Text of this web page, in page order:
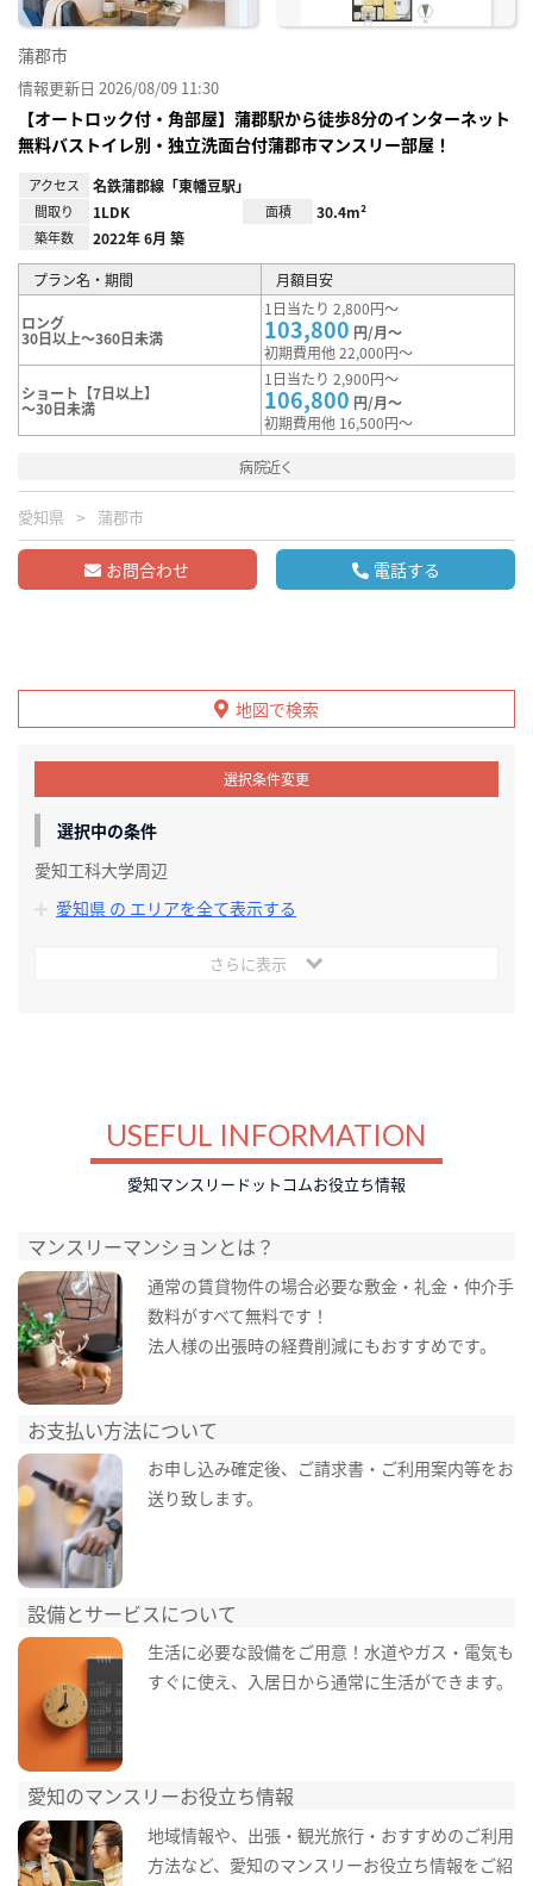
蒲郡市
情報更新日 2026/08/09 11:30
【オートロック付・角部屋】蒲郡駅から徒歩8分のインターネット
無料バストイレ別・独立洗面台付蒲郡市マンスリー部屋！
アクセス 名鉄蒲郡線「東幡豆駅」
間取り 1LDK 面積 30.4m²
築年数 2022年 6月 築
プラン名・期間 月額目安
ロング
30日以上～360日未満
1日当たり 2,800円～
103,800 円/月～
初期費用他 22,000円～
ショート【7日以上】
～30日未満
1日当たり 2,900円～
106,800 円/月～
初期費用他 16,500円～
病院近く
愛知県 蒲郡市
お問合わせ 電話する
地図で検索
選択条件変更
選択中の条件
愛知工科大学周辺
愛知県 の エリアを全て表示する
さらに表示
USEFUL INFORMATION
愛知マンスリードットコムお役立ち情報
マンスリーマンションとは？
通常の賃貸物件の場合必要な敷金・礼金・仲介手
数料がすべて無料です！
法人様の出張時の経費削減にもおすすめです。
お支払い方法について
お申し込み確定後、ご請求書・ご利用案内等をお
送り致します。
設備とサービスについて
生活に必要な設備をご用意！水道やガス・電気も
すぐに使え、入居日から通常に生活ができます。
愛知のマンスリーお役立ち情報
地域情報や、出張・観光旅行・おすすめのご利用
方法など、愛知のマンスリーお役立ち情報をご紹